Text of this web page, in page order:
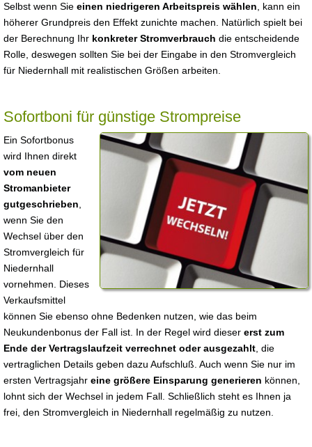
Selbst wenn Sie einen niedrigeren Arbeitspreis wählen , kann ein
höherer Grundpreis den Effekt zunichte machen. Natürlich spielt bei
der Berechnung Ihr konkreter Stromverbrauch die entscheidende
Rolle, deswegen sollten Sie bei der Eingabe in den Stromvergleich
für Niedernhall mit realistischen Größen arbeiten.
Sofortboni für günstige Strompreise
Ein Sofortbonus
wird Ihnen direkt
vom neuen
Stromanbieter
gutgeschrieben
wenn Sie den
Wechsel über den
Stromvergleich für
Niedernhall
vornehmen. Dieses
Verkaufsmittel
können Sie ebenso ohne Bedenken nutzen, wie das beim
Neukundenbonus der Fall ist. In der Regel wird dieser erst zum
Ende der Vertragslaufzeit verrechnet oder ausgezahlt , die
vertraglichen Details geben dazu Aufschluß. Auch wenn Sie nur im
ersten Vertragsjahr eine größere Einsparung generieren können,
lohnt sich der Wechsel in jedem Fall. Schließlich steht es Ihnen ja
frei, den Stromvergleich in Niedernhall regelmäßig zu nutzen.